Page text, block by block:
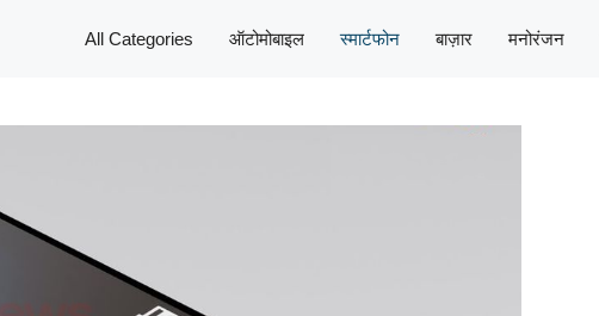
All Categories ऑटोमोबाइल स्मार्टफोन बाज़ार मनोरंजन